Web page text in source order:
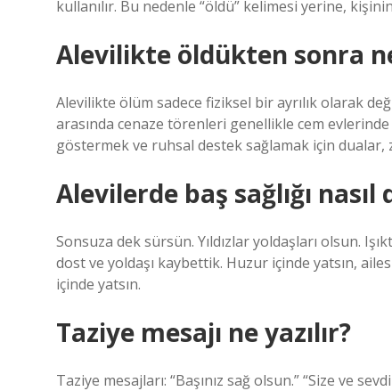
kullanılır. Bu nedenle “öldü” kelimesi yerine,
Alevilikte öldükten sonra
Alevilikte ölüm sadece fiziksel bir ayrılık olarak
arasında cenaze törenleri genellikle cem
göstermek ve ruhsal destek sağlamak için
Alevilerde baş sağlığı nasıl
Sonsuza dek sürsün. Yıldızlar yoldaşları olsun.
dost ve yoldaşı kaybettik. Huzur içinde yatsın,
içinde yatsın.
Taziye mesajı ne yazılır?
Taziye mesajları: “Başınız sağ olsun.” “Size ve